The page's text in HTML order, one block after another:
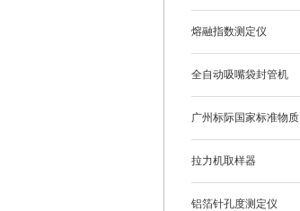
熔融指数测定仪
全自动吸嘴袋封管机
广州标际国家标准物质
拉力机取样器
铝箔针孔度测定仪